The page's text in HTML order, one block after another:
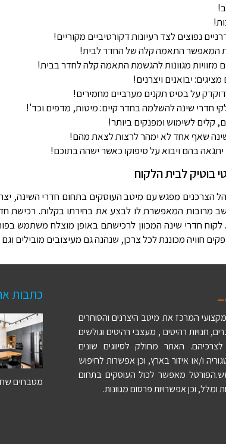
נפוצים לצד רעיונות דקורטיביים מקוריים!
המאפשר התאמה קלה של החדר לבית!
מזוויות מגוונות להגשמת התאמה קלה לחדר בבית!
יבואנים ויצרנים!
על בסיס תקנים מערביים מחמירים!
חדרי שינה להשלמה בחדר קיים: מיטות, מדפים וכד'!
קלים לשימוש ומפנקים ביותר!
שאף אחד לא ימהר לרצות לצאת מהם!
יתגאה בהם ויבוא על סיפוקו כאשר ישהה בתוכם!
בוטיק לבית הלקוח
הצרכנים מפגש עם מיטב העוסקים בתחום חדרי השינה,
מרובות המאפשרת לו לבצע את בחירתו בקלות. רכישת
חדרי שינה המכוון לרכישתם באופן מוצלח משתמש
חוויה מכוננת לכל צרכן, שנהנה גם מעיצובים מובילים
המרכז את מיטב היצרנים והסוחרים
חנויות רהיטים , מעצבי רהיטים וגולשים
האתר מחולק לסיווגים שונים
ו/או איזור בארץ, וכן אפשרות לחיפוש
מאפשר לכול העוסקים בתחום
וכן אפשרויות פרסום מגוונות.
כתבות
מטבחים